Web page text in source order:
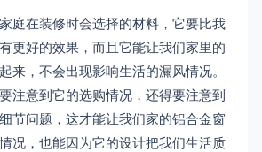
庭在装修时会选择的材料，它要比我
更好的效果，而且它能让我们家里的
来，不会出现影响生活的漏风情况。
注意到它的选购情况，还得要注意到
节问题，这才能让我们家的铝合金窗
况，也能因为它的设计把我们生活质